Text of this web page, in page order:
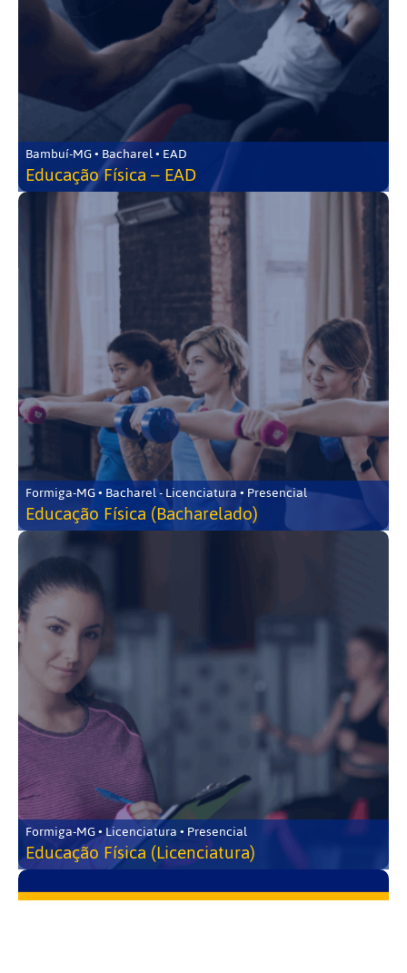
Bambuí-MG • Bacharel • EAD
Educação Física – EAD
Formiga-MG • Bacharel - Licenciatura • Presencial
Educação Física (Bacharelado)
Formiga-MG • Licenciatura • Presencial
Educação Física (Licenciatura)